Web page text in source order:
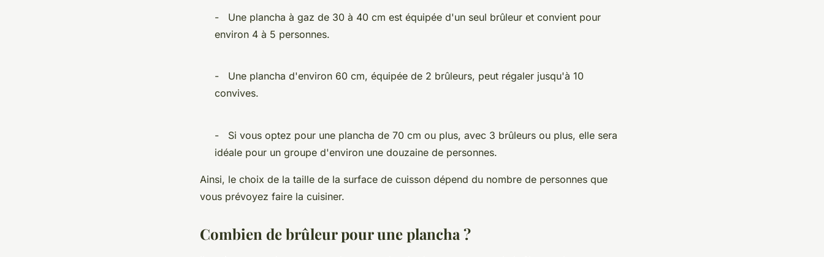
- Une plancha à gaz de 30 à 40 cm est équipée d'un seul brûleur et convient pour
environ 4 à 5 personnes.
- Une plancha d'environ 60 cm, équipée de 2 brûleurs, peut régaler jusqu'à 10
convives.
- Si vous optez pour une plancha de 70 cm ou plus, avec 3 brûleurs ou plus, elle sera
idéale pour un groupe d'environ une douzaine de personnes.
Ainsi, le choix de la taille de la surface de cuisson dépend du nombre de personnes que
vous prévoyez faire la cuisiner.
Combien de brûleur pour une plancha ?